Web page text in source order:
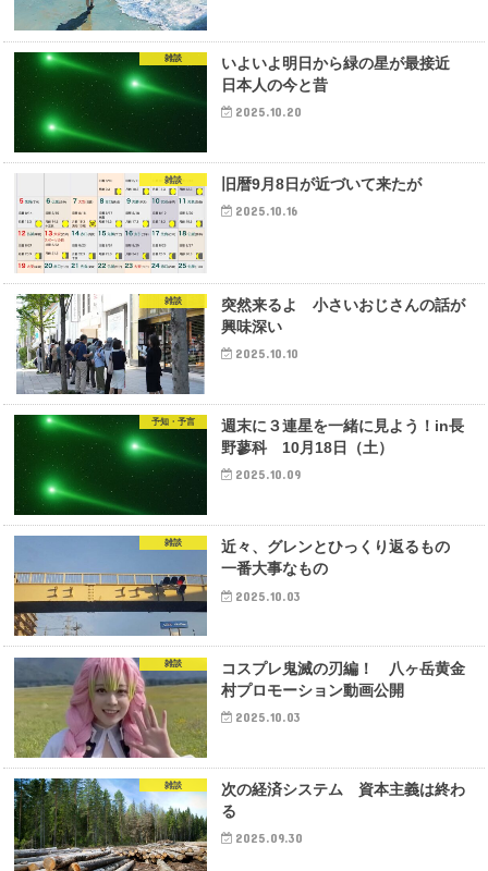
雑談
いよいよ明日から緑の星が最接近
日本人の今と昔
2025.10.20
雑談 旧暦9月8日が近づいて来たが
2025.10.16
雑談
突然来るよ 小さいおじさんの話が
興味深い
2025.10.10
予知・予言
週末に３連星を一緒に見よう！in長
野蓼科 10月18日（土）
2025.10.09
雑談
近々、グレンとひっくり返るもの
一番大事なもの
2025.10.03
雑談
コスプレ鬼滅の刃編！ 八ヶ岳黄金
村プロモーション動画公開
2025.10.03
雑談
次の経済システム 資本主義は終わ
る
2025.09.30